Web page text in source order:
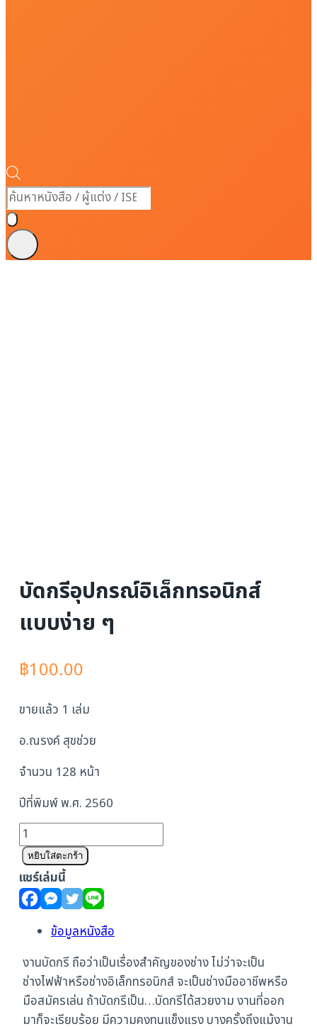
Products
search
บัดกรีอุปกรณ์อิเล็กทรอนิกส์
แบบง่าย ๆ
฿100.00
ขายแล้ว 1 เล่ม
อ.ณรงค์ สุขช่วย
จำนวน 128 หน้า
ปีที่พิมพ์ พ.ศ. 2560
จำนวน
บัดกรี
อุปกรณ์
อิเล็กทรอนิกส์
แบบ
ชิ้น
หยิบใส่ตะกร้า
แชร์เล่มนี้
ข้อมูลหนังสือ
งานบัดกรี ถือว่าเป็นเรื่องสำคัญของช่าง ไม่ว่าจะเป็น
ช่างไฟฟ้าหรือช่างอิเล็กทรอนิกส์ จะเป็นช่างมืออาชีพหรือ
มือสมัครเล่น ถ้าบัดกรีเป็น…บัดกรีได้สวยงาม งานที่ออก
มาก็จะเรียบร้อย มีความคงทนแข็งแรง บางครั้งถึงแม้งาน